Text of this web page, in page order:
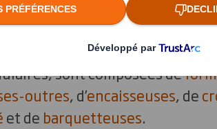
de production de90 à
de répondre au mieux aux
sont composées de
outres, d’encaisseuses, de
et de barquetteuses.